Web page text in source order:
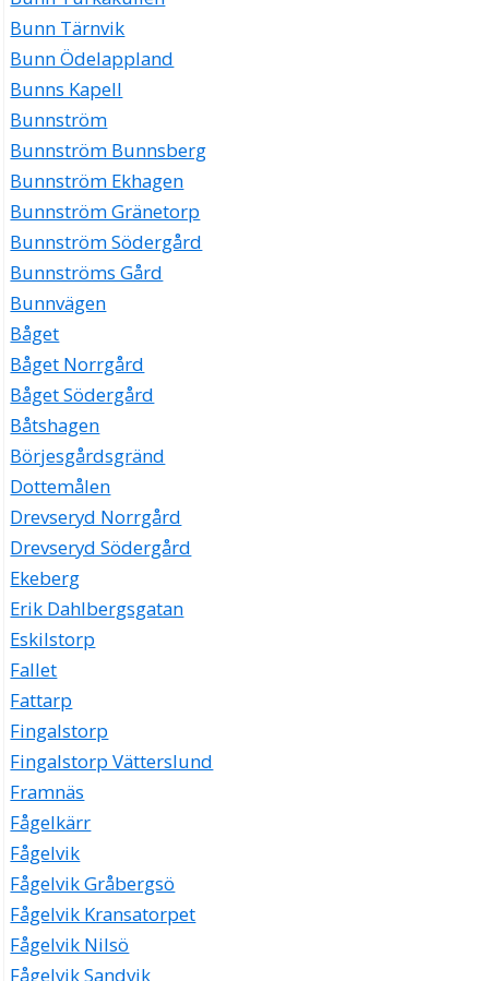
Bunn Tärnvik
Bunn Ödelappland
Bunns Kapell
Bunnström
Bunnström Bunnsberg
Bunnström Ekhagen
Bunnström Gränetorp
Bunnström Södergård
Bunnströms Gård
Bunnvägen
Båget
Båget Norrgård
Båget Södergård
Båtshagen
Börjesgårdsgränd
Dottemålen
Drevseryd Norrgård
Drevseryd Södergård
Ekeberg
Erik Dahlbergsgatan
Eskilstorp
Fallet
Fattarp
Fingalstorp
Fingalstorp Vätterslund
Framnäs
Fågelkärr
Fågelvik
Fågelvik Gråbergsö
Fågelvik Kransatorpet
Fågelvik Nilsö
Fågelvik Sandvik